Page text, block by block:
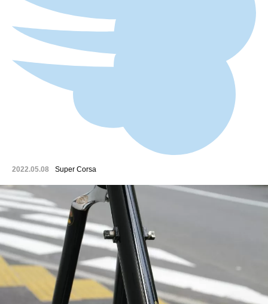
2022.05.08 Super Corsa